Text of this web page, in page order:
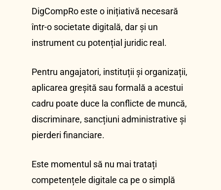
DigCompRo este o inițiativă necesară
într-o societate digitală, dar și un
instrument cu potențial juridic real.
Pentru angajatori, instituții și organizații,
aplicarea greșită sau formală a acestui
cadru poate duce la conflicte de muncă,
discriminare, sancțiuni administrative și
pierderi financiare.
Este momentul să nu mai tratați
competențele digitale ca pe o simplă